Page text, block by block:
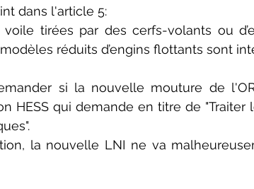
dans l'article 5:
voile tirées par des cerfs-volants ou
réduits d’engins flottants sont
si la nouvelle mouture de
HESS qui demande en titre de "Traiter
la nouvelle LNI ne va